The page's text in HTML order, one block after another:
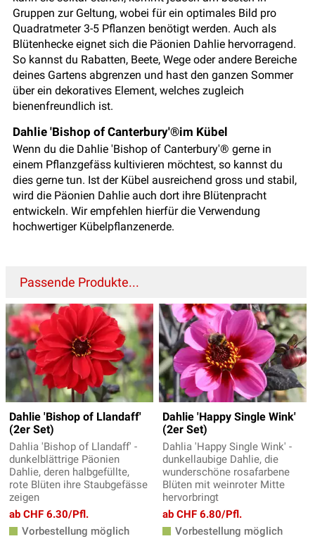
Gruppen zur Geltung, wobei für ein optimales Bild pro
Quadratmeter 3-5 Pflanzen benötigt werden. Auch als
Blütenhecke eignet sich die Päonien Dahlie hervorragend.
So kannst du Rabatten, Beete, Wege oder andere Bereiche
deines Gartens abgrenzen und hast den ganzen Sommer
über ein dekoratives Element, welches zugleich
bienenfreundlich ist.
Dahlie 'Bishop of Canterbury'®im Kübel
Wenn du die Dahlie 'Bishop of Canterbury'® gerne in
einem Pflanzgefäss kultivieren möchtest, so kannst du
dies gerne tun. Ist der Kübel ausreichend gross und stabil,
wird die Päonien Dahlie auch dort ihre Blütenpracht
entwickeln. Wir empfehlen hierfür die Verwendung
hochwertiger Kübelpflanzenerde.
Passende Produkte...
Dahlie 'Bishop of Llandaff'
(2er Set)
Dahlia 'Bishop of Llandaff' -
dunkelblättrige Päonien
Dahlie, deren halbgefüllte,
rote Blüten ihre Staubgefässe
zeigen
ab CHF 6.30/Pfl.
Vorbestellung möglich
Dahlie 'Happy Single Wink'
(2er Set)
Dahlia 'Happy Single Wink' -
dunkellaubige Dahlie, die
wunderschöne rosafarbene
Blüten mit weinroter Mitte
hervorbringt
ab CHF 6.80/Pfl.
Vorbestellung möglich